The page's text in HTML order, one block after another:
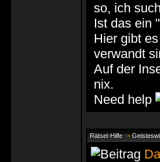
so, ich
Ist das ein
Hier gibt
verwandt
Auf der
nix.
Need help
Rätsel-Hilfe ->